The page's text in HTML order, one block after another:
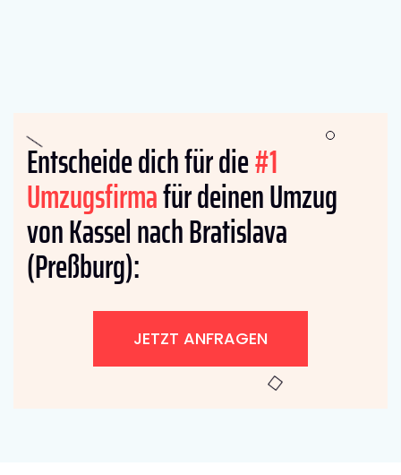
Entscheide dich für die#1
Umzugsfirmafür deinen Umzug
von Kassel nach Bratislava
(Preßburg):
JETZT ANFRAGEN